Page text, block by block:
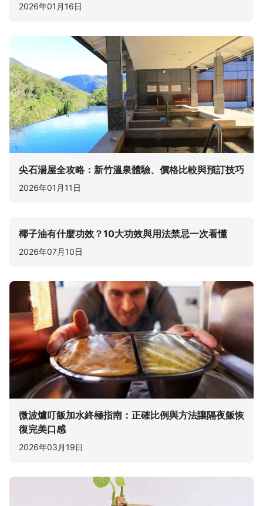
2026年01月16日
尖石湯屋全攻略：新竹溫泉體驗、價格比較與預訂技巧
2026年01月11日
椰子油有什麼功效？10大功效與用法禁忌一次看懂
2026年07月10日
微波爐叮飯加水終極指南：正確比例與方法讓隔夜飯恢
復完美口感
2026年03月19日